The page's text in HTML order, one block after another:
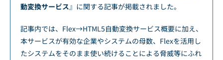
動変換サービス』に関する記事が掲載されました。
記事内では、Flex→HTML5自動変換サービス概要に加え、
本サービスが有効な企業やシステムの母数、Flexを活用し
たシステムをそのまま使い続けることによる脅威等にふれ